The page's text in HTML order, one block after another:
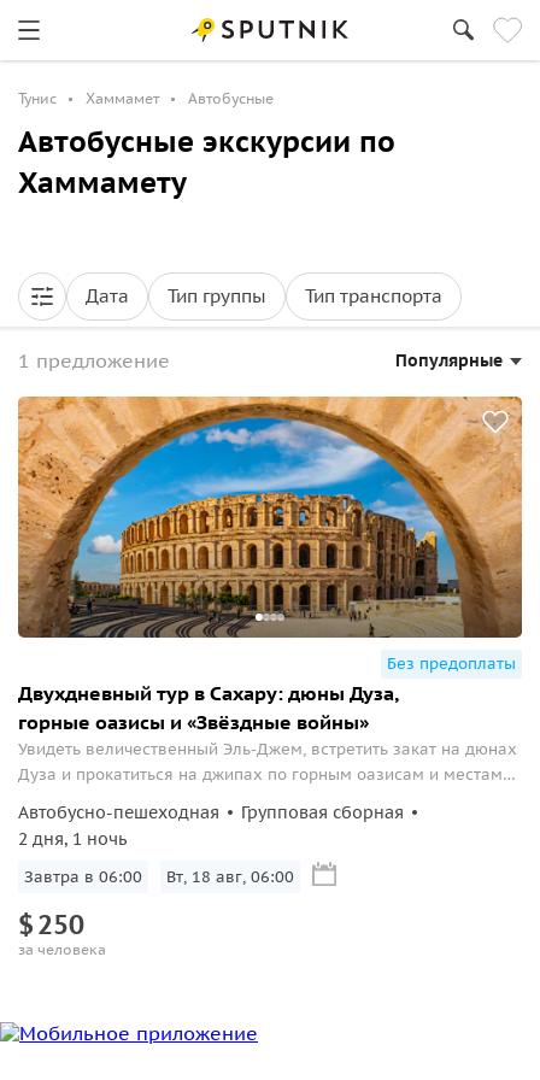
Тунис Хаммамет Автобусные
Автобусные экскурсии по
Хаммамету
Дата Тип группы Тип транспорта
1 предложение Популярные
Без предоплаты
Двухдневный тур в Сахару: дюны Дуза,
горные оазисы и «Звёздные войны»
Увидеть величественный Эль-Джем, встретить закат на дюнах
Дуза и прокатиться на джипах по горным оазисам и местам
Автобусно-пешеходная
Групповая сборная
2 дня, 1 ночь
Завтра в 06:00 Вт, 18 авг, 06:00
$250
за человека